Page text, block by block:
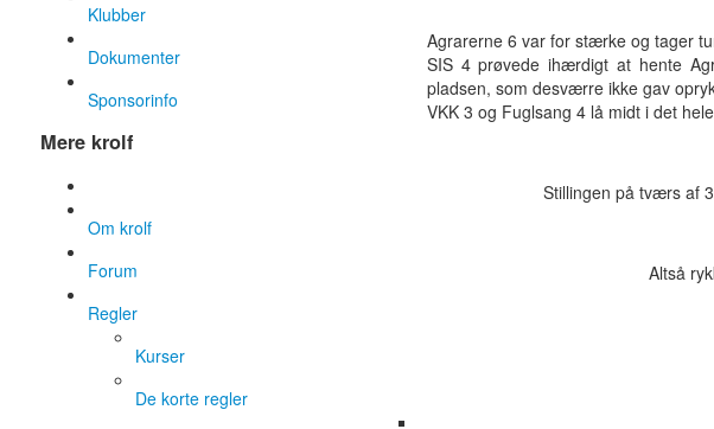
Agrarerne 6 var for stærke og tager
SIS 4 prøvede ihærdigt at hente
pladsen, som desværre ikke gav
VKK 3 og Fuglsang 4 lå midt i det
Stillingen på tværs af
Altså
Klubber
Dokumenter
Sponsorinfo
Mere krolf
Om krolf
Forum
Regler
Kurser
De korte regler